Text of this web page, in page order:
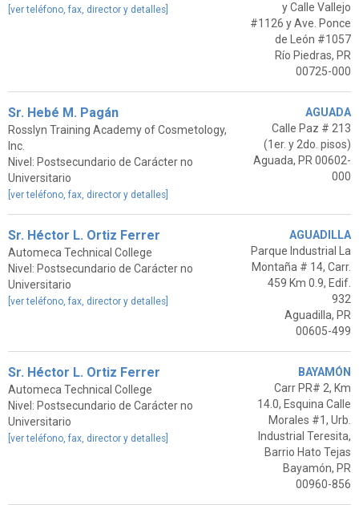
[ver teléfono, fax, director y detalles]
y Calle Vallejo
#1126 y Ave. Ponce
de León #1057
Río Piedras, PR
00725-000
Sr. Hebé M. Pagán
Rosslyn Training Academy of Cosmetology,
Inc.
Nivel: Postsecundario de Carácter no
Universitario
[ver teléfono, fax, director y detalles]
AGUADA
Calle Paz # 213
(1er. y 2do. pisos)
Aguada, PR 00602-
000
Sr. Héctor L. Ortiz Ferrer
Automeca Technical College
Nivel: Postsecundario de Carácter no
Universitario
[ver teléfono, fax, director y detalles]
AGUADILLA
Parque Industrial La
Montaña # 14, Carr.
459 Km 0.9, Edif.
932
Aguadilla, PR
00605-499
Sr. Héctor L. Ortiz Ferrer
Automeca Technical College
Nivel: Postsecundario de Carácter no
Universitario
[ver teléfono, fax, director y detalles]
BAYAMÓN
Carr PR# 2, Km
14.0, Esquina Calle
Morales #1, Urb.
Industrial Teresita,
Barrio Hato Tejas
Bayamón, PR
00960-856